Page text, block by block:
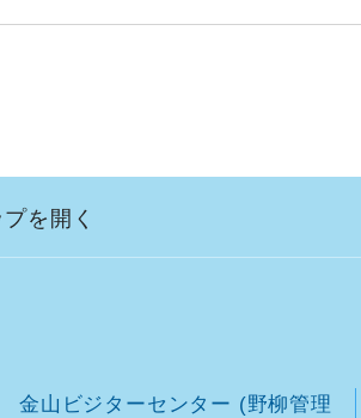
を開く
金山ビジターセンター (野柳管理